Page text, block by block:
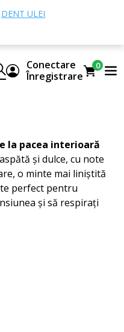
DENT ULEI
Conectare
Înregistrare
0
la pacea interioară
și dulce, cu note
o minte mai liniștită
perfect pentru
și să respirați